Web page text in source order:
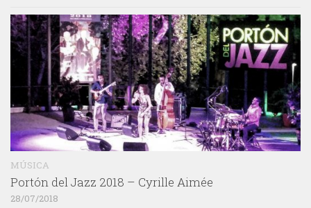
MÚSICA
Portón del Jazz 2018 – Cyrille Aimée
28/07/2018